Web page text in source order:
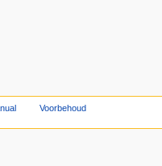
Voorbehoud